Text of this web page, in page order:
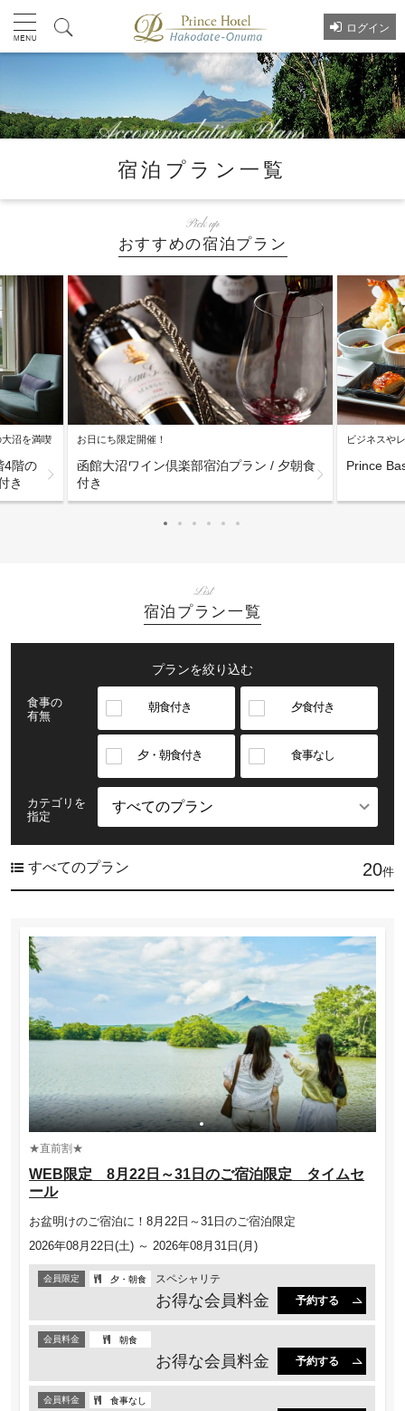
ログイン
宿泊プラン一覧
Pick up
おすすめの宿泊プラン
沼を満喫
4階の
き
お日にち限定開催！
函館大沼ワイン倶楽部宿泊プラン / 夕朝食
付き
ビジネスや
Prince
List
宿泊プラン一覧
プランを絞り込む
食事の
有無
朝食付き 夕食付き
夕・朝食付き 食事なし
カテゴリを
指定
すべてのプラン 20件
★直前割★
WEB限定 8月22日～31日のご宿泊限定 タイムセ
ール
お盆明けのご宿泊に！8月22日～31日のご宿泊限定
2026年08月22日(土) ～ 2026年08月31日(月)
会員限定 夕・朝食 スペシャリテ
お得な会員料金 予約する
会員料金 朝食
お得な会員料金 予約する
会員料金 食事なし